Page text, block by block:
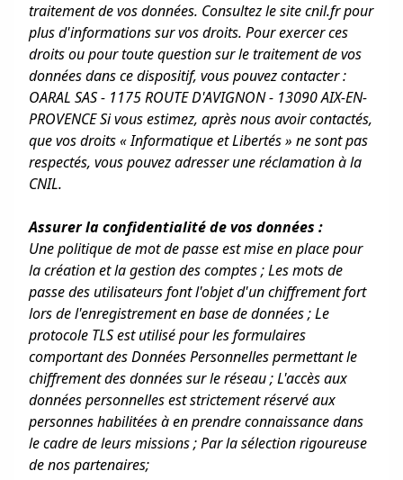
traitement de vos données. Consultez le site cnil.fr pour
plus d'informations sur vos droits. Pour exercer ces
droits ou pour toute question sur le traitement de vos
données dans ce dispositif, vous pouvez contacter :
OARAL SAS - 1175 ROUTE D'AVIGNON - 13090 AIX-EN-
PROVENCE Si vous estimez, après nous avoir contactés,
que vos droits « Informatique et Libertés » ne sont pas
respectés, vous pouvez adresser une réclamation à la
CNIL.
Assurer la confidentialité de vos données :
Une politique de mot de passe est mise en place pour
la création et la gestion des comptes ; Les mots de
passe des utilisateurs font l'objet d'un chiffrement fort
lors de l'enregistrement en base de données ; Le
protocole TLS est utilisé pour les formulaires
comportant des Données Personnelles permettant le
chiffrement des données sur le réseau ; L'accès aux
données personnelles est strictement réservé aux
personnes habilitées à en prendre connaissance dans
le cadre de leurs missions ; Par la sélection rigoureuse
de nos partenaires;